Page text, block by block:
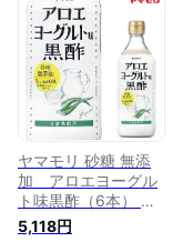
質オフ ぽん酢 めん
つゆ 麺つゆ 酢 カン
タン酢 お酢 調味料
詰め合わせ 焼肉 焼
肉のたれ お中元
ヤマモリ 砂糖 無添
加 アロエヨーグル
ト味黒酢（6本） ｜
砂糖無添加 低糖質
ダイエット ロカボ
5,118円